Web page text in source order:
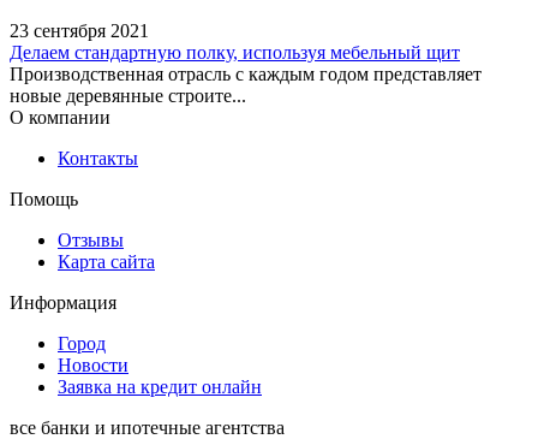
23 сентября 2021
Делаем стандартную полку, используя мебельный щит
Производственная отрасль с каждым годом представляет
новые деревянные строите...
О компании
Контакты
Помощь
Отзывы
Карта сайта
Информация
Город
Новости
Заявка на кредит онлайн
все банки и ипотечные агентства